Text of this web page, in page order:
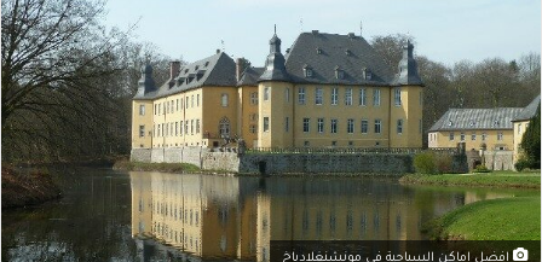
افضل اماكن السياحية في مونشنغلادباخ